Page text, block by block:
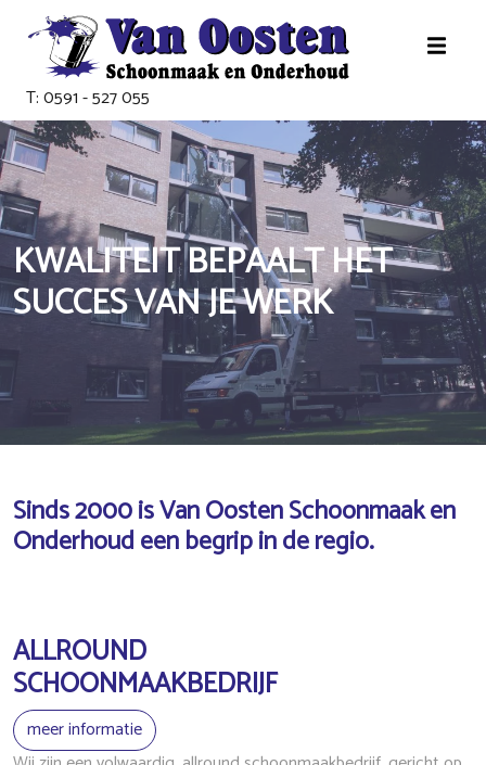
T: 0591 - 527 055
KWALITEIT BEPAALT HET
SUCCES VAN JE WERK
Sinds 2000 is Van Oosten Schoonmaak en
Onderhoud een begrip in de regio.
ALLROUND
SCHOONMAAKBEDRIJF
meer informatie